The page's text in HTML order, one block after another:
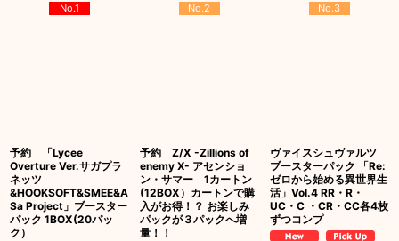
No.1
予約 「Lycee
Overture Ver.サガプラ
ネッツ
&HOOKSOFT&SMEE&A
Sa Project」ブースター
パック 1BOX(20パッ
ク）
No.2
予約 Z/X -Zillions of
enemy X- アセンショ
ン・サマー 1カートン
(12BOX）カートンで購
入がお得！？ お楽しみ
パックが３パックへ増
量！！
No.3
ヴァイスシュヴァルツ
ブースターパック 「Re:
ゼロから始める異世界生
活」Vol.4 RR・R・
UC・C ・CR・CC各4枚
ずつコンプ